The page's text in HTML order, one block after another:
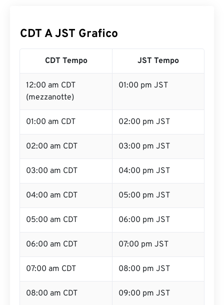
CDT A JST Grafico
CDT Tempo JST Tempo
12:00 am CDT
(mezzanotte)
01:00 pm JST
01:00 am CDT 02:00 pm JST
02:00 am CDT 03:00 pm JST
03:00 am CDT 04:00 pm JST
04:00 am CDT 05:00 pm JST
05:00 am CDT 06:00 pm JST
06:00 am CDT 07:00 pm JST
07:00 am CDT 08:00 pm JST
08:00 am CDT 09:00 pm JST